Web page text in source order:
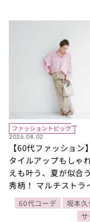
ファッショントピック
2026.08.02
【60代ファッション
タイルアップもしゃ
えも叶う、夏が似合
秀柄！ マルチストラ
コーデ2選【スタイ
坂本久仁子のおしゃ
60代コーデ
坂本久